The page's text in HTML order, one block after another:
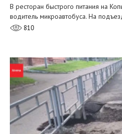
В ресторан быстрого питания на
водитель микроавтобуса. На
810